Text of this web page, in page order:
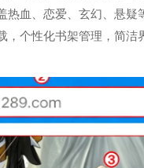
热血、恋爱、玄幻、悬疑
，个性化书架管理，简洁